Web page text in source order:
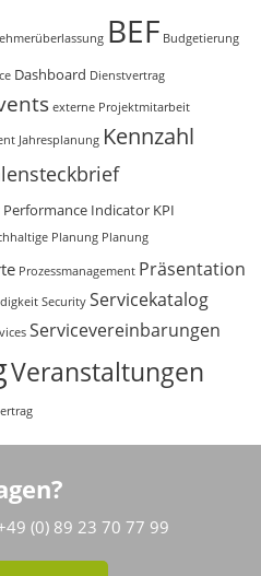
BEF Budgetierung
Dashboard Dienstvertrag
externe Projektmitarbeit
Jahresplanung Kennzahl
Performance Indicator KPI
Planung Planung
Prozessmanagement Präsentation
Security Servicekatalog
Servicevereinbarungen
Veranstaltungen
(0) 89 23 70 77 99